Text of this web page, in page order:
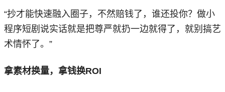
“抄才能快速融入圈子，不然赔钱了，谁还投你？做小
程序短剧说实话就是把尊严就扔一边就得了，就别搞艺
术情怀了。”
拿素材换量，拿钱换ROI